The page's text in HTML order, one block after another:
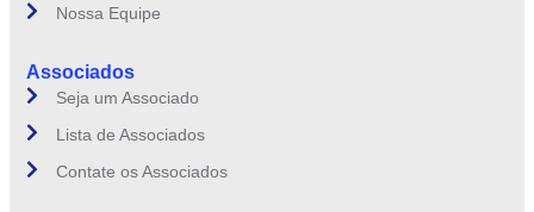
Nossa Equipe
Associados
Seja um Associado
Lista de Associados
Contate os Associados